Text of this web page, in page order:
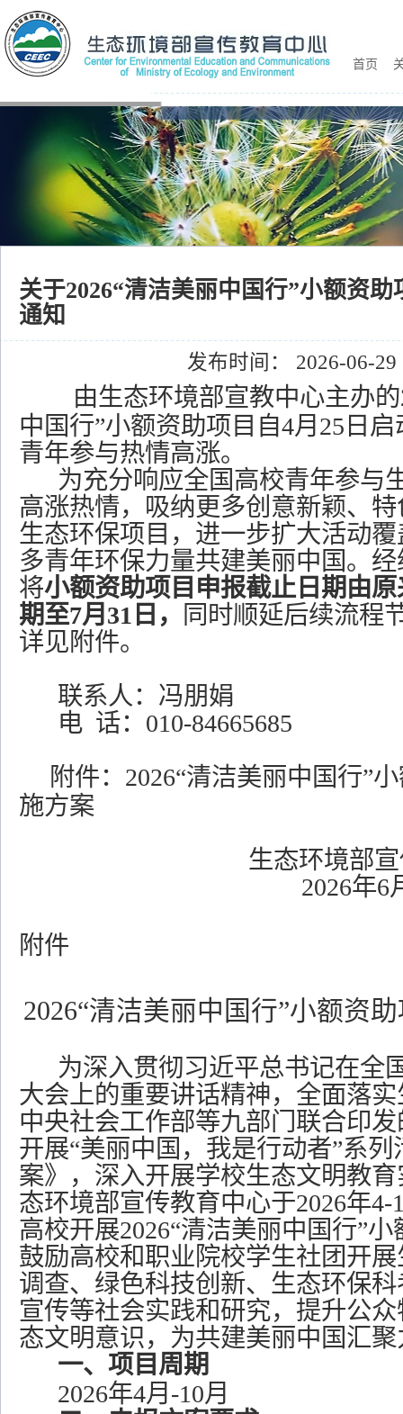
首页
关于2026“清洁美丽中国行”小额资
通知
发布时间： 2026-06-29
由生态环境部宣教中心主办的
中国行”小额资助项目自4月25日
青年参与热情高涨。
为充分响应全国高校青年参与
高涨热情，吸纳更多创意新颖、
生态环保项目，进一步扩大活动
多青年环保力量共建美丽中国。
将小额资助项目申报截止日期由原
期至7月31日，
同时顺延后续流程
详见附件。
联系人：冯朋娟
电 话： 010-84665685
附件： 2026“清洁美丽中国行”
施方案
生态环境部
2026年6
附件
2026“清洁美丽中国行”小额资
为深入贯彻习近平总书记在全
大会上的重要讲话精神，全面落
中央社会工作部等九部门联合印
开展“美丽中国，我是行动者”系列
案》，深入开展学校生态文明教
态环境部宣传教育中心于2026年4-
高校开展2026“清洁美丽中国行”
鼓励高校和职业院校学生社团开
调查、绿色科技创新、生态环保
宣传等社会实践和研究，提升公
态文明意识，为共建美丽中国汇
一、项目周期
2026年4月-10月